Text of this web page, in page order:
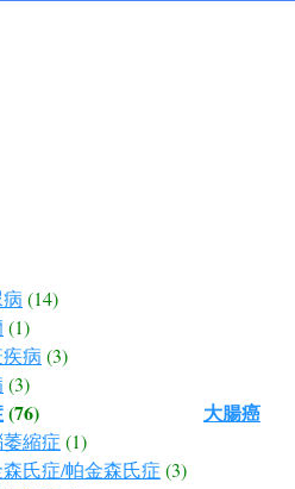
(14)
(1)
病 (3)
(3)
(76)
縮症 (1)
氏症/帕金森氏症 (3)
大腸癌